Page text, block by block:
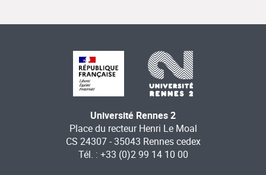
Université Rennes 2
Place du recteur Henri Le Moal
CS 24307 - 35043 Rennes cedex
Tél. : +33 (0)2 99 14 10 00